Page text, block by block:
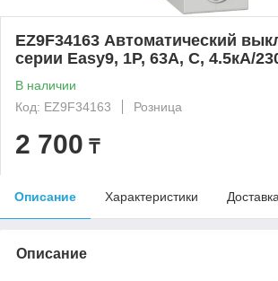
EZ9F34163 Автоматический
серии Easy9, 1P, 63A, C, 4.5кА/
В наличии
Код: EZ9F34163
Розница
2 700 ₸
Описание Характеристики Доставка
Описание